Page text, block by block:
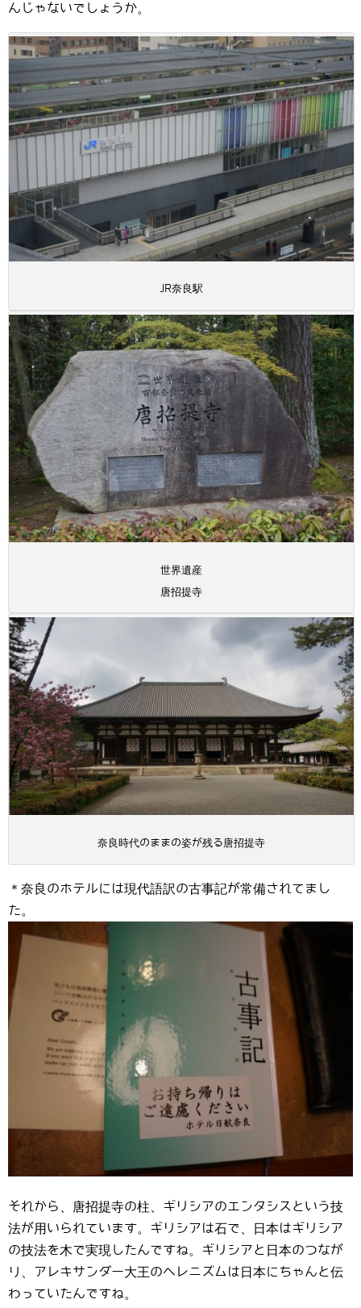
んじゃないでしょうか。
JR奈良駅
世界遺産
唐招提寺
奈良時代のままの姿が残る唐招提寺
＊奈良のホテルには現代語訳の古事記が常備されてまし
た。
それから、唐招提寺の柱、ギリシアのエンタシスという技
法が用いられています。ギリシアは石で、日本はギリシア
の技法を木で実現したんですね。ギリシアと日本のつなが
り、アレキサンダー大王のヘレニズムは日本にちゃんと伝
わっていたんですね。